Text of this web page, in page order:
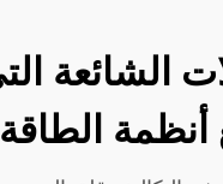
الشائعة
أنظمة